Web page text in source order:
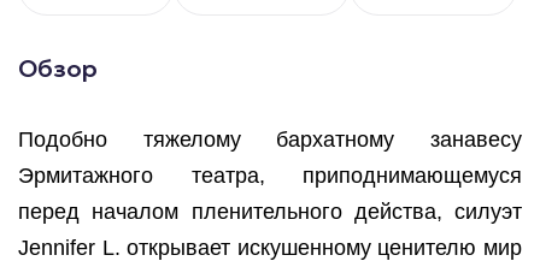
Обзор
Подобно тяжелому бархатному занавесу
Эрмитажного театра, приподнимающемуся
перед началом пленительного действа, силуэт
Jennifer L. открывает искушенному ценителю мир